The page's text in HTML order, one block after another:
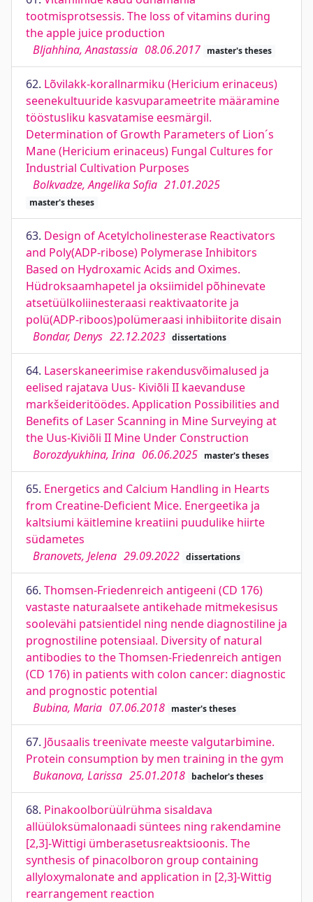
tootmisprotsessis. The loss of vitamins during
the apple juice production
Bljahhina, Anastassia 08.06.2017 master's theses
62. Lõvilakk-korallnarmiku (Hericium erinaceus)
seenekultuuride kasvuparameetrite määramine
tööstusliku kasvatamise eesmärgil.
Determination of Growth Parameters of Lion´s
Mane (Hericium erinaceus) Fungal Cultures for
Industrial Cultivation Purposes
Bolkvadze, Angelika Sofia 21.01.2025
master's theses
63. Design of Acetylcholinesterase Reactivators
and Poly(ADP-ribose) Polymerase Inhibitors
Based on Hydroxamic Acids and Oximes.
Hüdroksaamhapetel ja oksiimidel põhinevate
atsetüülkoliinesteraasi reaktivaatorite ja
polü(ADP-riboos)polümeraasi inhibiitorite disain
Bondar, Denys 22.12.2023 dissertations
64. Laserskaneerimise rakendusvõimalused ja
eelised rajatava Uus- Kiviõli II kaevanduse
markšeideritöödes. Application Possibilities and
Benefits of Laser Scanning in Mine Surveying at
the Uus-Kiviõli II Mine Under Construction
Borozdyukhina, Irina 06.06.2025 master's theses
65. Energetics and Calcium Handling in Hearts
from Creatine-Deficient Mice. Energeetika ja
kaltsiumi käitlemine kreatiini puudulike hiirte
südametes
Branovets, Jelena 29.09.2022 dissertations
66. Thomsen-Friedenreich antigeeni (CD 176)
vastaste naturaalsete antikehade mitmekesisus
soolevähi patsientidel ning nende diagnostiline ja
prognostiline potensiaal. Diversity of natural
antibodies to the Thomsen-Friedenreich antigen
(CD 176) in patients with colon cancer: diagnostic
and prognostic potential
Bubina, Maria 07.06.2018 master's theses
67. Jõusaalis treenivate meeste valgutarbimine.
Protein consumption by men training in the gym
Bukanova, Larissa 25.01.2018 bachelor's theses
68. Pinakoolborüülrühma sisaldava
allüüloksümalonaadi süntees ning rakendamine
[2,3]-Wittigi ümberasetusreaktsioonis. The
synthesis of pinacolboron group containing
allyloxymalonate and application in [2,3]-Wittig
rearrangement reaction